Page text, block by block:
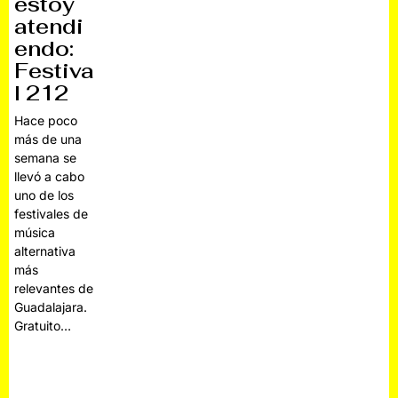
atendi
endo:
Festiva
l 212
Hace poco
más de una
semana se
llevó a cabo
uno de los
festivales de
música
alternativa
más
relevantes de
Guadalajara.
Gratuito…